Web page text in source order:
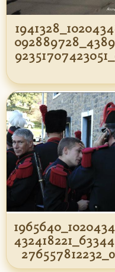
276557812232_o